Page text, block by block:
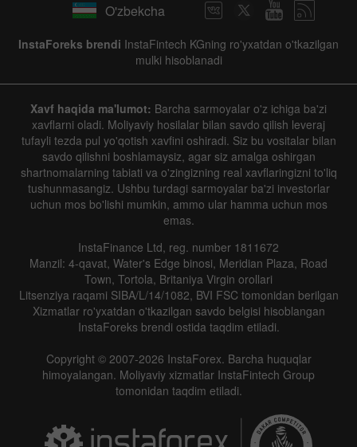
O'zbekcha
InstaForeks brendi InstaFintech KGning ro'yxatdan o'tkazilgan
mulki hisoblanadi
Xavf haqida ma'lumot: Barcha sarmoyalar o'z ichiga ba'zi
xavflarni oladi. Moliyaviy hosilalar bilan savdo qilish leveraj
tufayli tezda pul yo'qotish xavfini oshiradi. Siz bu vositalar bilan
savdo qilishni boshlamaysiz, agar siz amalga oshirgan
shartnomalarning tabiati va o'zingizning real xavflaringizni to'liq
tushunmasangiz. Ushbu turdagi sarmoyalar ba'zi investorlar
uchun mos bo'lishi mumkin, ammo ular hamma uchun mos
emas.
InstaFinance Ltd, reg. number 1811672
Manzil: 4-qavat, Water's Edge binosi, Meridian Plaza, Road
Town, Tortola, Britaniya Virgin orollari
Litsenziya raqami SIBA/L/14/1082, BVI FSC tomonidan berilgan
Xizmatlar ro'yxatdan o'tkazilgan savdo belgisi hisoblangan
InstaForeks brendi ostida taqdim etiladi.
Copyright © 2007-2026 InstaForex. Barcha huquqlar
himoyalangan. Moliyaviy xizmatlar InstaFintech Group
tomonidan taqdim etiladi.